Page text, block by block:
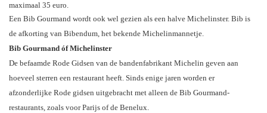
maximaal 35 euro.
Een Bib Gourmand wordt ook wel gezien als een halve Michelinster. Bib is
de afkorting van Bibendum, het bekende Michelinmannetje.
Bib Gourmand óf Michelinster
De befaamde Rode Gidsen van de bandenfabrikant Michelin geven aan
hoeveel sterren een restaurant heeft. Sinds enige jaren worden er
afzonderlijke Rode gidsen uitgebracht met alleen de Bib Gourmand-
restaurants, zoals voor Parijs of de Benelux.